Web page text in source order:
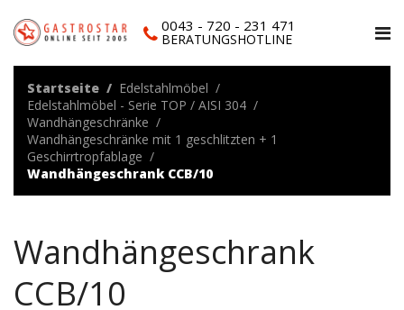
0043 - 720 - 231 471
BERATUNGSHOTLINE
Startseite
Edelstahlmöbel
Edelstahlmöbel - Serie TOP / AISI 304
Wandhängeschränke
Wandhängeschränke mit 1 geschlitzten + 1
Geschirrtropfablage
Wandhängeschrank CCB/10
Wandhängeschrank
CCB/10